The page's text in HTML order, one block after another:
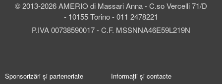
© 2013-2026 AMERIO di Massari Anna - C.so Vercelli 71/D
- 10155 Torino - 011 2478221
P.IVA 00738590017 - C.F. MSSNNA46E59L219N
Sponsorizări și parteneriate
Informații și contacte